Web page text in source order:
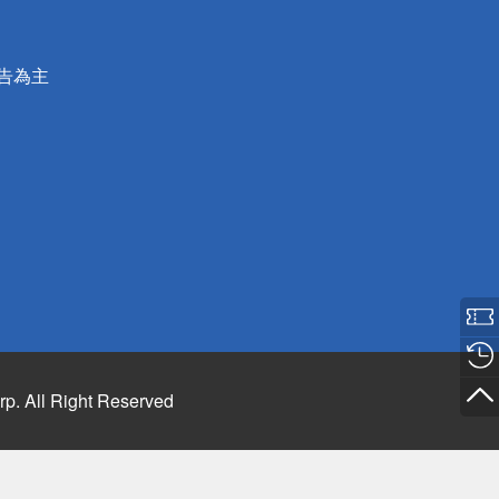
為主
All Right Reserved